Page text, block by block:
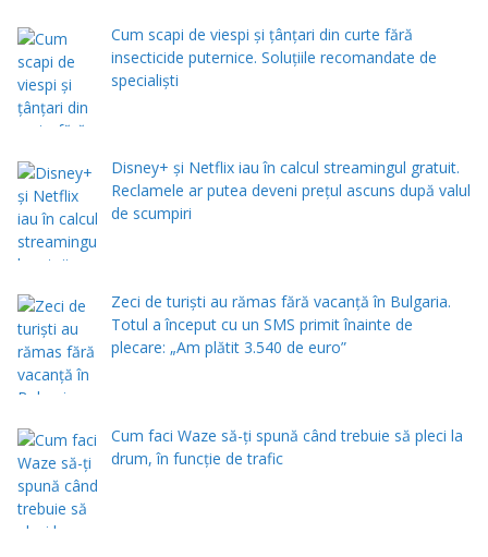
Cum scapi de viespi și țânțari din curte fără
insecticide puternice. Soluțiile recomandate de
specialiști
Disney+ și Netflix iau în calcul streamingul gratuit.
Reclamele ar putea deveni prețul ascuns după valul
de scumpiri
Zeci de turiști au rămas fără vacanță în Bulgaria.
Totul a început cu un SMS primit înainte de
plecare: „Am plătit 3.540 de euro”
Cum faci Waze să-ți spună când trebuie să pleci la
drum, în funcție de trafic